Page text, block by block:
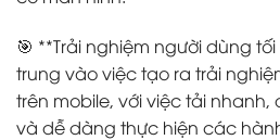
🎯 **Trải nghiệm người dùng
trung vào việc tạo ra trải
trên mobile, với việc tải
và dễ dàng thực hiện các